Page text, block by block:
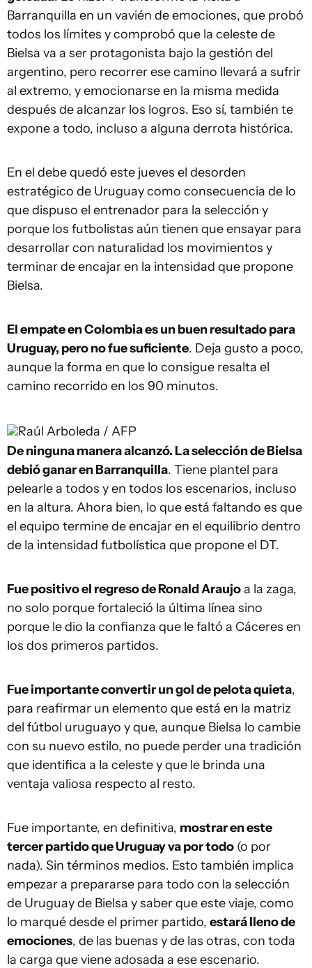
Barranquilla en un vavién de emociones, que probó
todos los límites y comprobó que la celeste de
Bielsa va a ser protagonista bajo la gestión del
argentino, pero recorrer ese camino llevará a sufrir
al extremo, y emocionarse en la misma medida
después de alcanzar los logros. Eso sí, también te
expone a todo, incluso a alguna derrota histórica.
En el debe quedó este jueves el desorden
estratégico de Uruguay como consecuencia de lo
que dispuso el entrenador para la selección y
porque los futbolistas aún tienen que ensayar para
desarrollar con naturalidad los movimientos y
terminar de encajar en la intensidad que propone
Bielsa.
El empate en Colombia es un buen resultado para
Uruguay, pero no fue suficiente. Deja gusto a poco,
aunque la forma en que lo consigue resalta el
camino recorrido en los 90 minutos.
Raúl Arboleda / AFP
De ninguna manera alcanzó. La selección de Bielsa
debió ganar en Barranquilla. Tiene plantel para
pelearle a todos y en todos los escenarios, incluso
en la altura. Ahora bien, lo que está faltando es que
el equipo termine de encajar en el equilibrio dentro
de la intensidad futbolística que propone el DT.
Fue positivo el regreso de Ronald Araujoa la zaga,
no solo porque fortaleció la última línea sino
porque le dio la confianza que le faltó a Cáceres en
los dos primeros partidos.
Fue importante convertir un gol de pelota quieta,
para reafirmar un elemento que está en la matriz
del fútbol uruguayo y que, aunque Bielsa lo cambie
con su nuevo estilo, no puede perder una tradición
que identifica a la celeste y que le brinda una
ventaja valiosa respecto al resto.
Fue importante, en definitiva, mostrar en este
tercer partido que Uruguay va por todo (o por
nada). Sin términos medios. Esto también implica
empezar a prepararse para todo con la selección
de Uruguay de Bielsa y saber que este viaje, como
lo marqué desde el primer partido, estará lleno de
emociones, de las buenas y de las otras, con toda
la carga que viene adosada a ese escenario.